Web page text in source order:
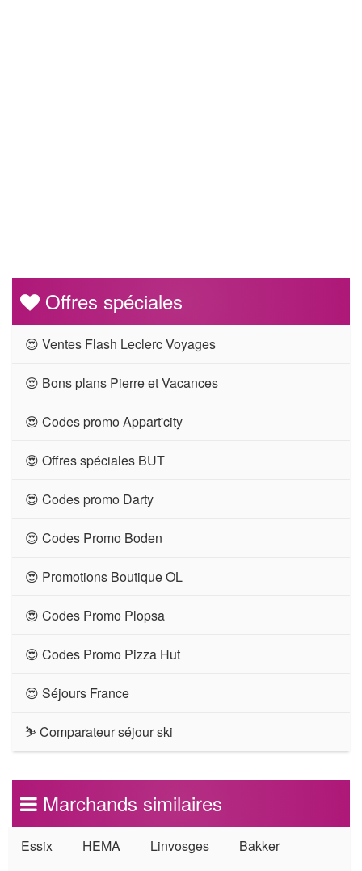
Offres spéciales
😍 Ventes Flash Leclerc Voyages
😍 Bons plans Pierre et Vacances
😍 Codes promo Appart'city
😍 Offres spéciales BUT
😍 Codes promo Darty
😍 Codes Promo Boden
😍 Promotions Boutique OL
😍 Codes Promo Plopsa
😍 Codes Promo Pizza Hut
😍 Séjours France
⛷ Comparateur séjour ski
Marchands similaires
Essix HEMA Linvosges Bakker